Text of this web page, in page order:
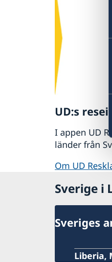
UD:s
I appen UD
länder från
Om UD
Sverige i
Sveriges
Liberia,